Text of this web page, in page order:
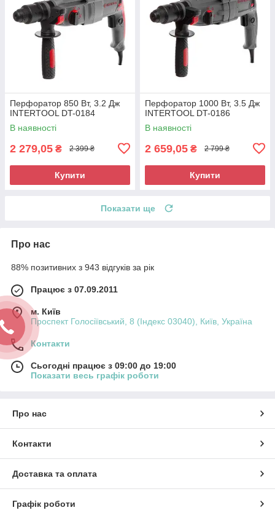
Перфоратор 850 Вт, 3.2 Дж
INTERTOOL DT-0184
В наявності
2 279,05 ₴ 2 399 ₴
Купити
Перфоратор 1000 Вт, 3.5 Дж
INTERTOOL DT-0186
В наявності
2 659,05 ₴ 2 799 ₴
Купити
Показати ще
Про нас
88% позитивних з 943 відгуків за рік
Працює з 07.09.2011
м. Київ
Проспект Голосіївський, 8 (Індекс 03040), Київ, Україна
Контакти
Сьогодні працює з 09:00 до 19:00
Показати весь графік роботи
Про нас
Контакти
Доставка та оплата
Графік роботи